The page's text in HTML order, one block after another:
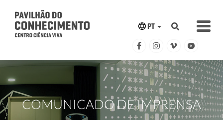
PT
COMUNICADO DE IMPRENSA